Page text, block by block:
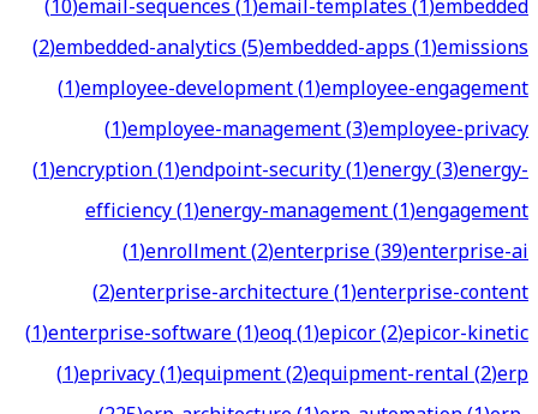
(2)embedded-analytics(5)embedded-apps(1)emissions
(1)employee-development(1)employee-engagement
(1)employee-management(3)employee-privacy
(1)encryption(1)endpoint-security(1)energy(3)energy-
efficiency(1)energy-management(1)engagement
(1)enrollment(2)enterprise(39)enterprise-ai
(2)enterprise-architecture(1)enterprise-content
(1)enterprise-software(1)eoq(1)epicor(2)epicor-kinetic
(1)eprivacy(1)equipment(2)equipment-rental(2)erp